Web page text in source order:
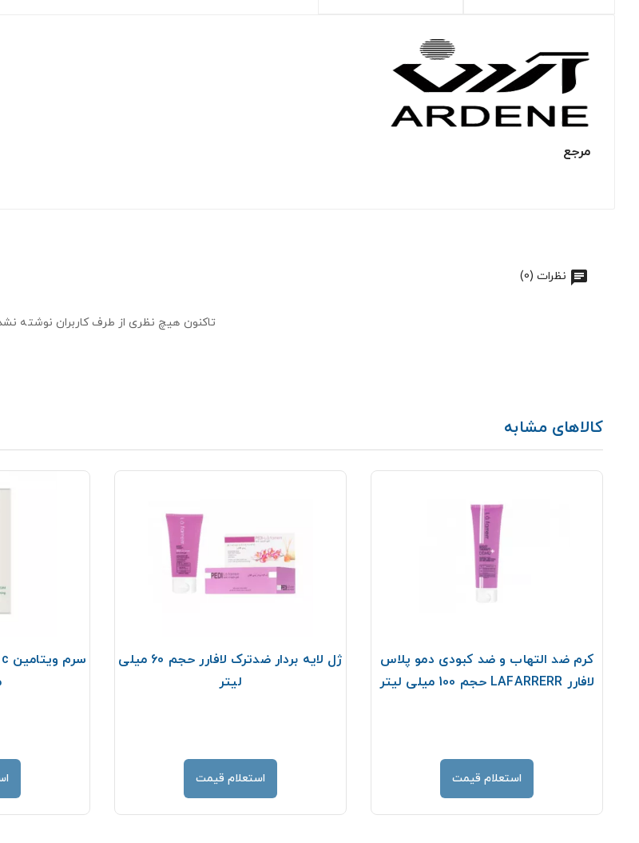
مرجع
نظرات (0)
تاکنون هیچ نظری از طرف کاربران نوشته
کالاهای مشابه
کرم ضد التهاب و ضد کبودی دمو پلاس
لافارر LAFARRERR حجم 100 میلی لیتر
استعلام قیمت
ژل لایه بردار ضدترک لافارر حجم 60 میلی
لیتر
استعلام قیمت